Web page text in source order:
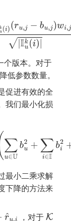
Iuk(i)
ci,j|Nuk(
个版本。对于
低参数数量。
促进有效的全
我们最小化损
( ∑u∈ Ub 2+∑i
ci,j2)
最小二乘求解
下降的方法来
, i ，对于 K